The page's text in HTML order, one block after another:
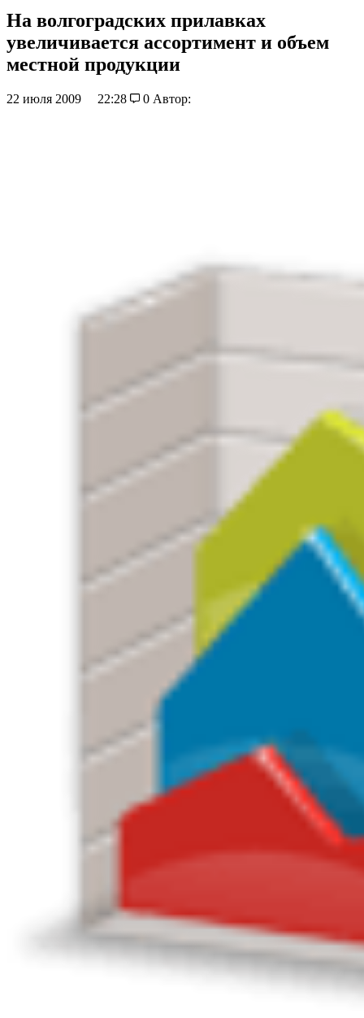
На волгоградских прилавках
увеличивается ассортимент и объем
местной продукции
22 июля 2009 22:28 0 Автор: